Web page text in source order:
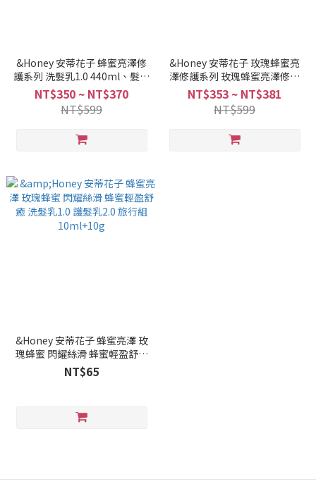
&Honey 安蒂花子 蜂蜜亮澤修
護系列 洗髮乳1.0 440ml、髮膜
1.5 150ml、護髮乳2.0 445g、
護髮油3.0 100ml
NT$350 ~ NT$370
NT$599
&Honey 安蒂花子 玫瑰蜂蜜亮
澤修護系列 玫瑰蜂蜜亮澤修護
洗髮乳1.0、髮膜1.5、護髮乳
2.0、護髮油3.0
NT$353 ~ NT$381
NT$599
&Honey 安蒂花子 蜂蜜亮澤 玫
瑰蜂蜜 閃耀絲滑 蜂蜜輕盈舒癒
洗髮乳1.0 護髮乳2.0 旅行組
10ml+10g
NT$65